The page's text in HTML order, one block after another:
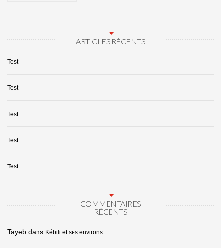
ARTICLES RÉCENTS
Test
Test
Test
Test
Test
COMMENTAIRES
RÉCENTS
Tayeb dans Kébili et ses environs